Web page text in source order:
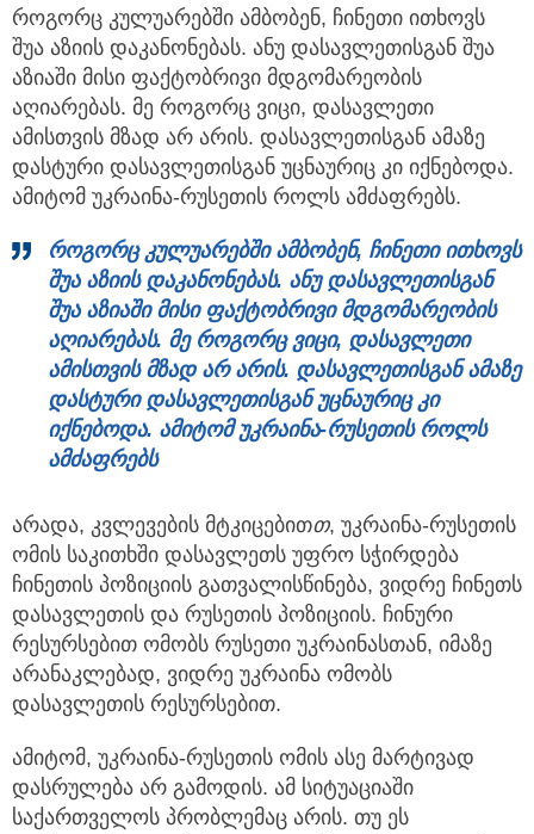
როგორც კულუარებში ამბობენ, ჩინეთი ითხოვს
შუა აზიის დაკანონებას. ანუ დასავლეთისგან შუა
აზიაში მისი ფაქტობრივი მდგომარეობის
აღიარებას. მე როგორც ვიცი, დასავლეთი
ამისთვის მზად არ არის. დასავლეთისგან ამაზე
დასტური დასავლეთისგან უცნაურიც კი იქნებოდა.
ამიტომ უკრაინა-რუსეთის როლს ამძაფრებს.
როგორც კულუარებში ამბობენ, ჩინეთი ითხოვს
შუა აზიის დაკანონებას. ანუ დასავლეთისგან
შუა აზიაში მისი ფაქტობრივი მდგომარეობის
აღიარებას. მე როგორც ვიცი, დასავლეთი
ამისთვის მზად არ არის. დასავლეთისგან ამაზე
დასტური დასავლეთისგან უცნაურიც კი
იქნებოდა. ამიტომ უკრაინა-რუსეთის როლს
ამძაფრებს
არადა, კვლევების მტკიცებითთ, უკრაინა-რუსეთის
ომის საკითხში დასავლეთს უფრო სჭირდება
ჩინეთის პოზიციის გათვალისწინება, ვიდრე ჩინეთს
დასავლეთის და რუსეთის პოზიციის. ჩინური
რესურსებით ომობს რუსეთი უკრაინასთან, იმაზე
არანაკლებად, ვიდრე უკრაინა ომობს
დასავლეთის რესურსებით.
ამიტომ, უკრაინა-რუსეთის ომის ასე მარტივად
დასრულება არ გამოდის. ამ სიტუაციაში
საქართველოს პრობლემაც არის. თუ ეს